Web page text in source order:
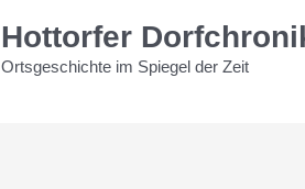
Hottorfer
Ortsgeschichte im Spiegel der Zeit